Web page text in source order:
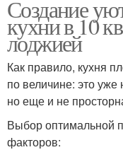
Создание
кухни в 10
лоджией
Как правило, кухня
по величине: это
но еще и не
Выбор оптимальной
факторов: